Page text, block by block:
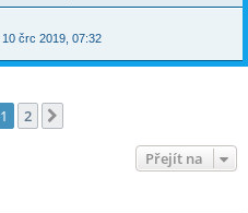
10 črc 2019, 07:32
1 2
Přejít na